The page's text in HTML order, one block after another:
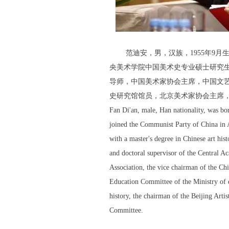
范迪安，男，汉族，1955年9月生
央美术学院中国美术史专业硕士研究
导师，中国美术家协会主席，中国文
史研究馆馆员，北京美术家协会主席
Fan Di'an, male, Han nationality, was
joined the Communist Party of China
with a master's degree in Chinese art
and doctoral supervisor of the Central
Association, the vice chairman of the
Education Committee of the Ministry of
history, the chairman of the Beijing
Committee.